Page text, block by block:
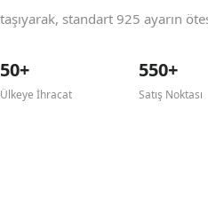
taşıyarak, standart 925 ayarın
50+
Ülkeye İhracat
550+
Satış Noktası